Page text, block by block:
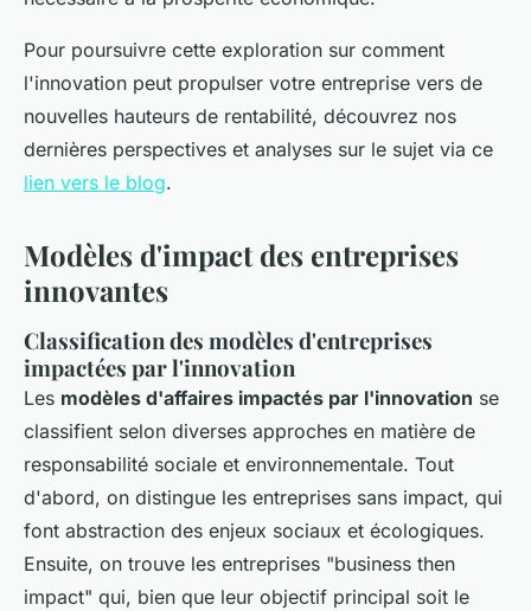
Pour poursuivre cette exploration sur comment
l'innovation peut propulser votre entreprise vers de
nouvelles hauteurs de rentabilité, découvrez nos
dernières perspectives et analyses sur le sujet via ce
lien vers le blog.
Modèles d'impact des entreprises
innovantes
Classification des modèles d'entreprises
impactées par l'innovation
Les modèles d'affaires impactés par l'innovation se
classifient selon diverses approches en matière de
responsabilité sociale et environnementale. Tout
d'abord, on distingue les entreprises sans impact, qui
font abstraction des enjeux sociaux et écologiques.
Ensuite, on trouve les entreprises "business then
impact" qui, bien que leur objectif principal soit le